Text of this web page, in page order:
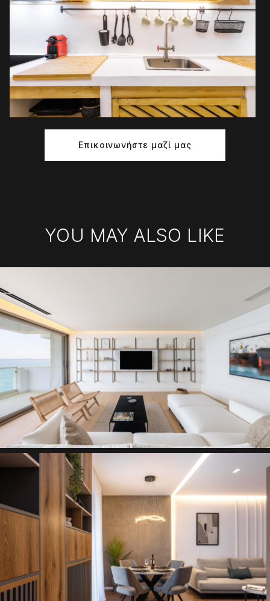
Επικοινωνήστε μαζί μας
YOU MAY ALSO LIKE